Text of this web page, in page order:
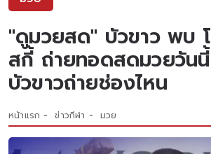
"ดูมวยสด" บัวขาว พบ
สกี้ ถ่ายทอดสดมวยวัน
บัวขาวถ่ายช่องไหน
หน้าแรก ข่าวกีฬา มวย